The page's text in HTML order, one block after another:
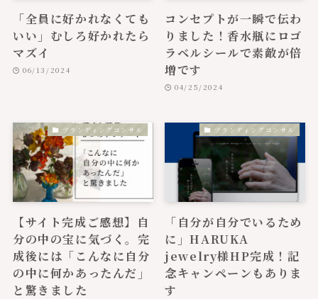
「全員に好かれなくても
いい」むしろ好かれたら
マズイ
06/13/2024
コンセプトが一瞬で伝わ
りました！香水瓶にロゴ
ラベルシールで素敵が倍
増です
04/25/2024
ブランディングコンサル
【サイト完成ご感想】自
分の中の宝に気づく。完
成後には「こんなに自分
の中に何かあったんだ」
と驚きました
ブランディングコンサル
「自分が自分でいるため
に」HARUKA
jewelry様HP完成！記
念キャンペーンもありま
す